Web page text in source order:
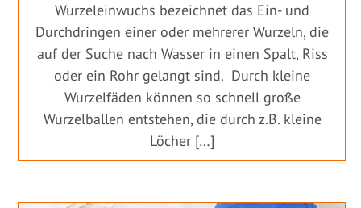
Wurzeleinwuchs bezeichnet das Ein- und
Durchdringen einer oder mehrerer Wurzeln, die
auf der Suche nach Wasser in einen Spalt, Riss
oder ein Rohr gelangt sind. Durch kleine
Wurzelfäden können so schnell große
Wurzelballen entstehen, die durch z.B. kleine
Löcher […]